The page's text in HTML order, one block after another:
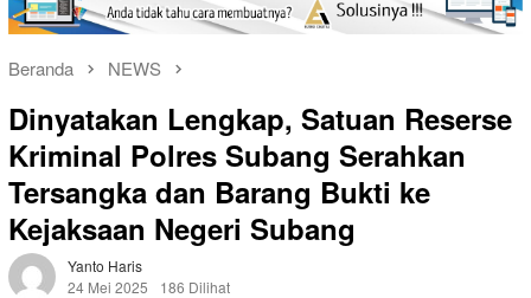
Beranda NEWS
Dinyatakan Lengkap, Satuan Reserse
Kriminal Polres Subang Serahkan
Tersangka dan Barang Bukti ke
Kejaksaan Negeri Subang
Yanto Haris
24 Mei 2025
186 Dilihat